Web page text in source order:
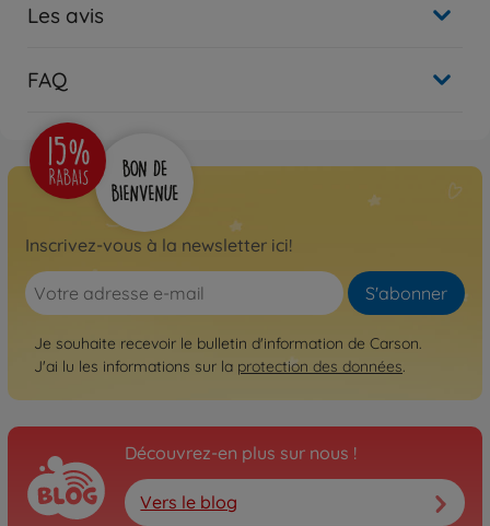
Les avis
FAQ
Inscrivez-vous à la newsletter ici!
S'abonner
Je souhaite recevoir le bulletin d'information de Carson.
J'ai lu les informations sur la protection des données.
Découvrez-en plus sur nous !
Vers le blog